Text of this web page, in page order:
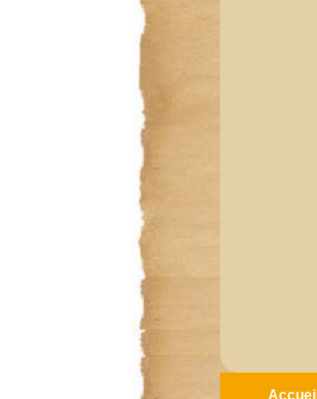
Accueil